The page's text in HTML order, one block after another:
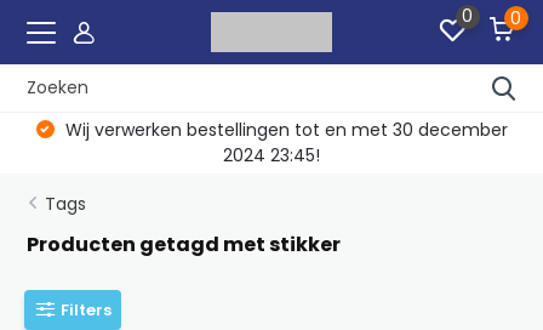
0 0
Wij verwerken bestellingen tot en met 30 december
2024 23:45!
Tags
Producten getagd met stikker
Filters